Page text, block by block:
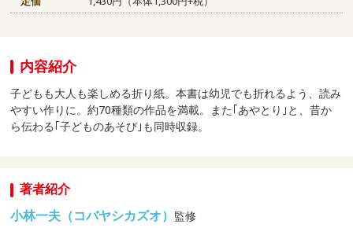
内容紹介
子どもも大人も楽しめる折り紙。本書は幼児でも折れるよう、読み
やすい作りに。約70種類の作品を満載。また｢あやとり｣と、昔か
ら伝わる｢子どものあそび｣も同時収録。
著者紹介
小林一夫（コバヤシカズオ） 監修